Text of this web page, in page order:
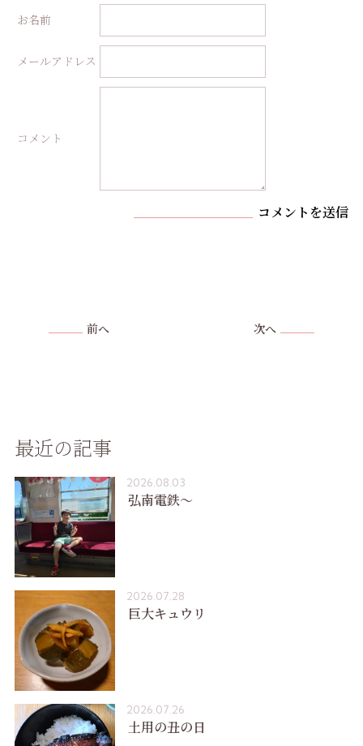
お名前
メールアドレス
コメント
コメントを送信
前へ 次へ
最近の記事
2026.08.03
弘南電鉄〜
2026.07.28
巨大キュウリ
2026.07.26
土用の丑の日